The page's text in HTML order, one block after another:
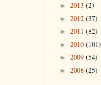
► 2013 (2)
► 2012 (37)
► 2011 (82)
► 2010 (101)
► 2009 (54)
► 2008 (25)